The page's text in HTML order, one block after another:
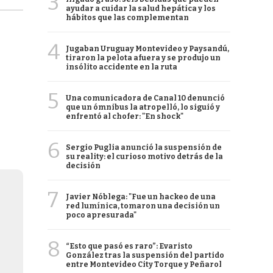
ayudar a cuidar la salud hepática y los
hábitos que las complementan
4
Jugaban Uruguay Montevideo y Paysandú,
tiraron la pelota afuera y se produjo un
insólito accidente en la ruta
5
Una comunicadora de Canal 10 denunció
que un ómnibus la atropelló, lo siguió y
enfrentó al chofer: "En shock"
6
Sergio Puglia anunció la suspensión de
su reality: el curioso motivo detrás de la
decisión
7
Javier Nóblega: "Fue un hackeo de una
red lumínica, tomaron una decisión un
poco apresurada"
8
“Esto que pasó es raro”: Evaristo
González tras la suspensión del partido
entre Montevideo City Torque y Peñarol